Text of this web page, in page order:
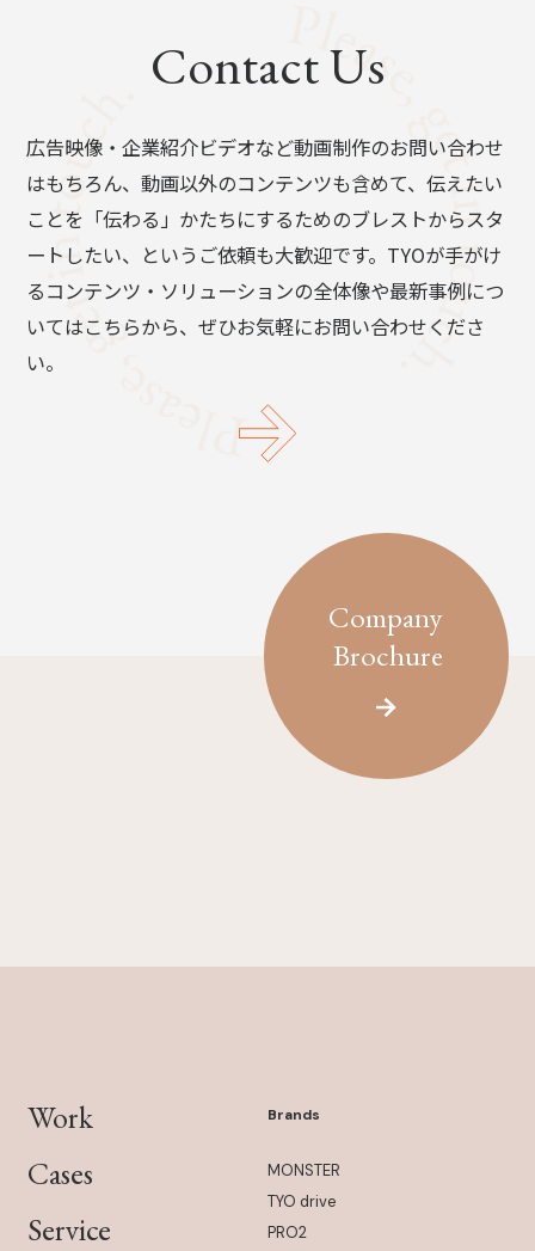
Contact Us
広告映像・企業紹介ビデオなど動画制作のお問い合わせ
はもちろん、動画以外のコンテンツも含めて、伝えたい
ことを「伝わる」かたちにするためのブレストからスタ
ートしたい、というご依頼も大歓迎です。TYOが手がけ
るコンテンツ・ソリューションの全体像や最新事例につ
いてはこちらから、ぜひお気軽にお問い合わせくださ
い。
Company
Brochure
Work
Cases
Service
Brands
MONSTER
TYO drive
PRO2